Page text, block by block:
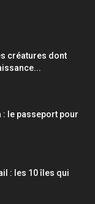
créatures dont
: le passeport pour
: les 10 îles qui